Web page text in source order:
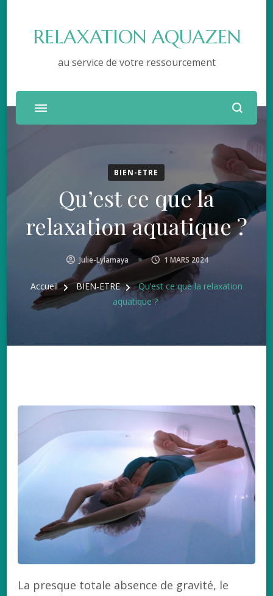
RELAXATION AQUAZEN
au service de votre ressourcement
BIEN-ETRE
Qu’est ce que la
relaxation aquatique ?
Julie-Lylamaya 1 MARS 2024
Accueil BIEN-ETRE
Qu’est ce que la relaxation
aquatique ?
La presque totale absence de gravité, le